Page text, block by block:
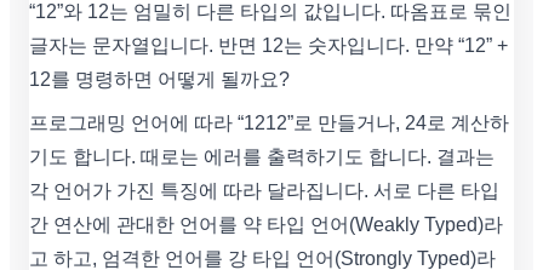
“12”와 12는 엄밀히 다른 타입의 값입니다. 따옴표로 묶인
글자는 문자열입니다. 반면 12는 숫자입니다. 만약 “12” +
12를 명령하면 어떻게 될까요?
프로그래밍 언어에 따라 “1212”로 만들거나, 24로 계산하
기도 합니다. 때로는 에러를 출력하기도 합니다. 결과는
각 언어가 가진 특징에 따라 달라집니다. 서로 다른 타입
간 연산에 관대한 언어를 약 타입 언어(Weakly Typed)라
고 하고, 엄격한 언어를 강 타입 언어(Strongly Typed)라